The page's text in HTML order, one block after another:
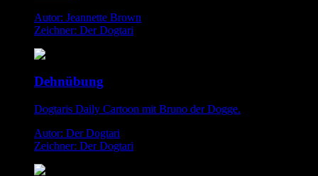
Autor: Jeannette Brown
Zeichner: Der Dogtari
Dehnübung
Dogtaris Daily Cartoon mit Bruno der Dogge.
Autor: Der Dogtari
Zeichner: Der Dogtari